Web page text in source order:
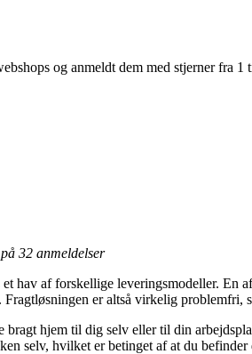
og anmeldt dem med stjerner fra
32 anmeldelser
hav af forskellige leveringsmodeller. En
er altså virkelig
bragt hjem til dig selv eller til din
selv, hvilket er betinget af at du befinder